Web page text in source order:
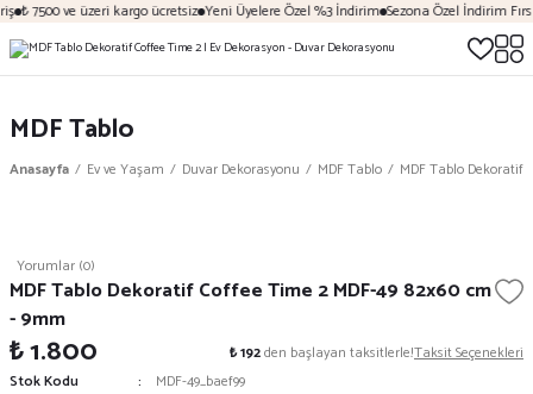
₺ 7500 ve üzeri kargo ücretsiz Yeni Üyelere Özel %3 İndirim Sezona Özel İndirim
MDF Tablo
Anasayfa Ev ve Yaşam Duvar Dekorasyonu MDF Tablo MDF Tablo Dekoratif
Yorumlar (0)
MDF Tablo Dekoratif Coffee Time 2 MDF-49 82x60 cm
- 9mm
₺ 1.800 ₺ 192den başlayan taksitlerle!Taksit Seçenekleri
Stok Kodu
MDF-49_baef99